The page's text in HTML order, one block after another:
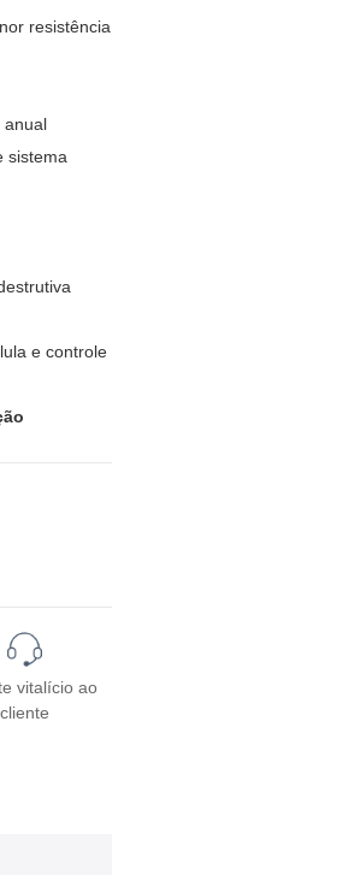
resistência
anual
sistema
e controle
vitalício ao
cliente